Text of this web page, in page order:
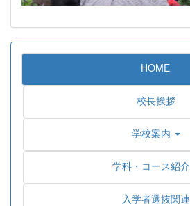
HOME
校長挨拶
学校案内
学科・コース紹介
入学者選抜関連